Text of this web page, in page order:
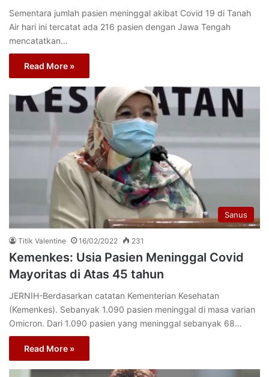
Sementara jumlah pasien meninggal akibat Covid 19 di Tanah
Air hari ini tercatat ada 216 pasien dengan Jawa Tengah
mencatatkan…
Read More »
Sanus
Titik Valentine 16/02/2022 231
Kemenkes: Usia Pasien Meninggal Covid
Mayoritas di Atas 45 tahun
JERNIH-Berdasarkan catatan Kementerian Kesehatan
(Kemenkes). Sebanyak 1.090 pasien meninggal di masa varian
Omicron. Dari 1.090 pasien yang meninggal sebanyak 68…
Read More »